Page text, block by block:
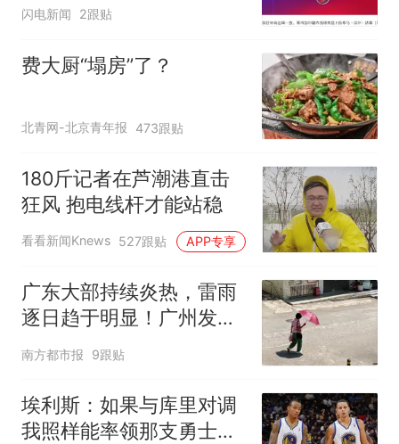
闪电新闻 2跟贴
费大厨“塌房”了？
北青网-北京青年报 473跟贴
180斤记者在芦潮港直击
狂风 抱电线杆才能站稳
看看新闻Knews 527跟贴 APP专享
广东大部持续炎热，雷雨
逐日趋于明显！广州发布
高温橙色预警
南方都市报 9跟贴
埃利斯：如果与库里对调
我照样能率领那支勇士取